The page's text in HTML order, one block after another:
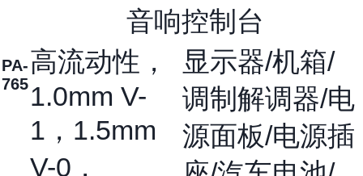
音响控制台
PA-
765
高流动性，
1.0mm V-
1，1.5mm
V-0，
显示器/机箱/
调制解调器/电
源面板/电源插